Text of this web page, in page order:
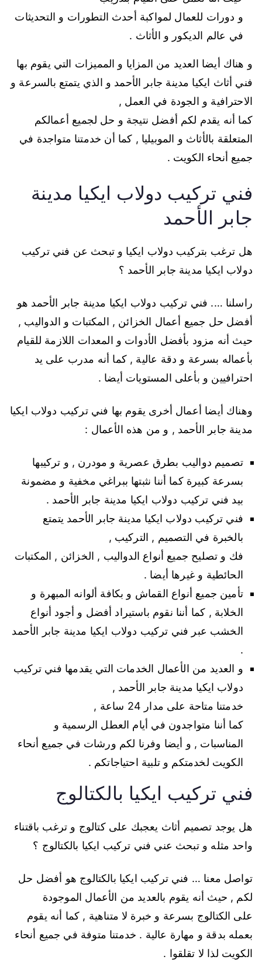
و دورات للعمال لمواكبة أحدث التطورات و التحديثات
في عالم الديكور و الأثاث .
و هناك أيضا العديد من المزايا و المميزات التي يقوم بها
فني أثاث ايكيا مدينة جابر الأحمد و الذي يتمتع بالسرعة و
الاحترافية و الجودة في العمل ,
كما أنه يقدم لكم أفضل نتيجة و حل لجميع أعمالكم
المتعلقة بالأثاث و الموبيليا , كما أن خدمتنا متواجدة في
جميع أنحاء الكويت .
فني تركيب دولاب ايكيا مدينة
جابر الأحمد
هل ترغب بتركيب دولاب ايكيا و تبحث عن فني تركيب
دولاب ايكيا مدينة جابر الأحمد ؟
راسلنا …. فني تركيب دولاب ايكيا مدينة جابر الأحمد هو
أفضل حل جميع أعمال الخزائن , المكتبات و الدواليب ,
حيث أنه مزود بأفضل الأدوات و المعدات اللازمة للقيام
بأعماله بسرعة و دقة عالية , كما أنه مدرب على يد
احترافيين و بأعلى المستويات أيضا .
وهناك أيضا أعمال أخرى يقوم بها فني تركيب دولاب ايكيا
مدينة جابر الأحمد , و من هذه الأعمال :
تصميم دواليب بطرق عصرية و مودرن , و تركيبها
بسرعة كبيرة كما أننا نثبتها ببراغي مخفية و مضمونة
بيد فني تركيب دولاب ايكيا مدينة جابر الأحمد .
فني تركيب دولاب ايكيا مدينة جابر الأحمد يتمتع
بالخبرة في التصميم , التركيب ,
فك و تصليح جميع أنواع الدواليب , الخزائن , المكتبات
الحائطية و غيرها أيضا .
تأمين جميع أنواع القماش و بكافة ألوانه المبهرة و
الخلابة , كما أننا نقوم باستيراد أفضل و أجود أنواع
الخشب عبر فني تركيب دولاب ايكيا مدينة جابر الأحمد
.
و العديد من الأعمال الخدمات التي يقدمها فني تركيب
دولاب ايكيا مدينة جابر الأحمد ,
خدمتنا متاحة على مدار 24 ساعة ,
كما أننا متواجدون في أيام العطل الرسمية و
المناسبات , و أيضا وفرنا لكم ورشات في جميع أنحاء
الكويت لخدمتكم و تلبية احتياجاتكم .
فني تركيب ايكيا بالكتالوج
هل يوجد تصميم أثاث يعجبك على كتالوج و ترغب باقتناء
واحد مثله و تبحث عني فني تركيب ايكيا بالكتالوج ؟
تواصل معنا … فني تركيب ايكيا بالكتالوج هو أفضل حل
لكم , حيث أنه يقوم بالعديد من الأعمال الموجودة
على الكتالوج بسرعة و خبرة لا متناهية , كما أنه يقوم
بعمله بدقة و مهارة عالية . خدمتنا متوفة في جميع أنحاء
الكويت لذا لا تقلقوا .